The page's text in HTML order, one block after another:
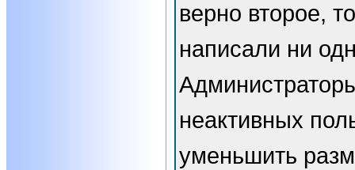
верно второе,
написали ни
неактивных
уменьшить